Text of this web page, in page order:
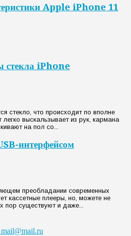
Apple iPhone 11
стекла iPhone
стекло, что происходит по вполне
выскальзывает из рук, кармана
на пол со...
интерфейсом
преобладании современных
кассетные плееры, но, можете не
пор существуют и даже...